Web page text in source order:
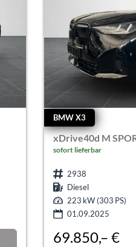
BMW X3
xDrive40d M
sofort lieferbar
2938
Diesel
223 kW (303 PS)
01.09.2025
69.850,– €